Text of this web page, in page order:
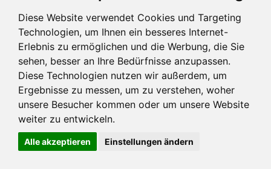
Diese Website verwendet Cookies und Targeting
Technologien, um Ihnen ein besseres Internet-
Erlebnis zu ermöglichen und die Werbung, die Sie
sehen, besser an Ihre Bedürfnisse anzupassen.
Diese Technologien nutzen wir außerdem, um
Ergebnisse zu messen, um zu verstehen, woher
unsere Besucher kommen oder um unsere Website
weiter zu entwickeln.
Alle akzeptieren Einstellungen ändern
Impressum und mehr